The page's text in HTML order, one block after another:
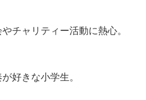
チャリティー活動に熱心。
好きな小学生。